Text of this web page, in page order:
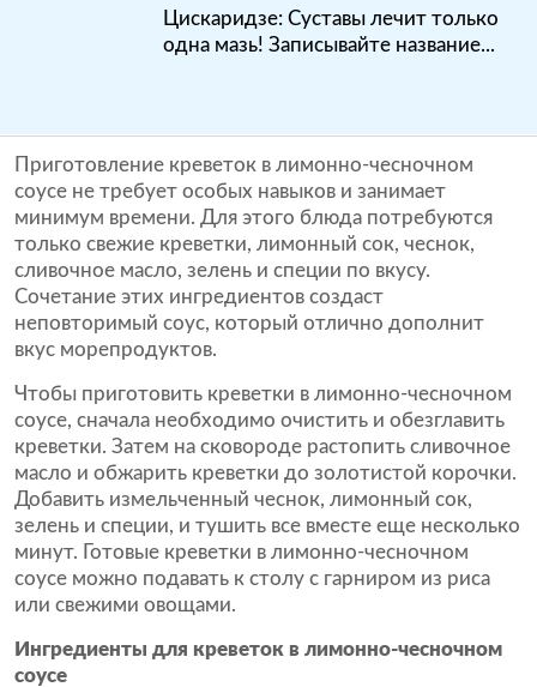
Цискаридзе: Суставы лечит только
одна мазь! Записывайте название...
Приготовление креветок в лимонно-чесночном
соусе не требует особых навыков и занимает
минимум времени. Для этого блюда потребуются
только свежие креветки, лимонный сок, чеснок,
сливочное масло, зелень и специи по вкусу.
Сочетание этих ингредиентов создаст
неповторимый соус, который отлично дополнит
вкус морепродуктов.
Чтобы приготовить креветки в лимонно-чесночном
соусе, сначала необходимо очистить и обезглавить
креветки. Затем на сковороде растопить сливочное
масло и обжарить креветки до золотистой корочки.
Добавить измельченный чеснок, лимонный сок,
зелень и специи, и тушить все вместе еще несколько
минут. Готовые креветки в лимонно-чесночном
соусе можно подавать к столу с гарниром из риса
или свежими овощами.
Ингредиенты для креветок в лимонно-чесночном
соусе